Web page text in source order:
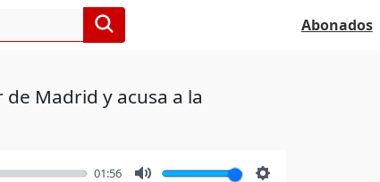
Abonados
Madrid y acusa a la
01:56